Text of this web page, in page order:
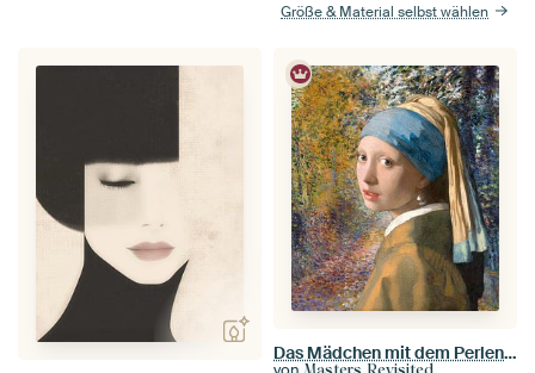
Größe & Material selbst wählen
Das Mädchen mit dem Perlenohrring im Wald von Renoir